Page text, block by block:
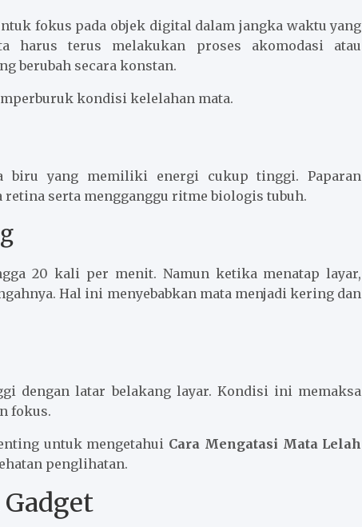
fokus pada objek digital dalam jangka waktu yang
harus terus melakukan proses akomodasi atau
berubah secara konstan.
kondisi kelelahan mata.
biru yang memiliki energi cukup tinggi. Paparan
retina serta mengganggu ritme biologis tubuh.
20 kali per menit. Namun ketika menatap layar,
Hal ini menyebabkan mata menjadi kering dan
latar belakang layar. Kondisi ini memaksa
fokus.
untuk mengetahui Cara Mengatasi Mata Lelah
penglihatan.